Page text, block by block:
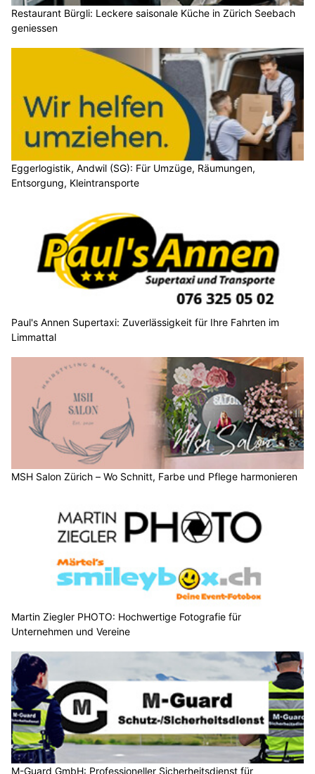
Restaurant Bürgli: Leckere saisonale Küche in Zürich Seebach
geniessen
Eggerlogistik, Andwil (SG): Für Umzüge, Räumungen,
Entsorgung, Kleintransporte
Paul's Annen Supertaxi: Zuverlässigkeit für Ihre Fahrten im
Limmattal
MSH Salon Zürich – Wo Schnitt, Farbe und Pflege harmonieren
Martin Ziegler PHOTO: Hochwertige Fotografie für
Unternehmen und Vereine
M-Guard GmbH: Professioneller Sicherheitsdienst für